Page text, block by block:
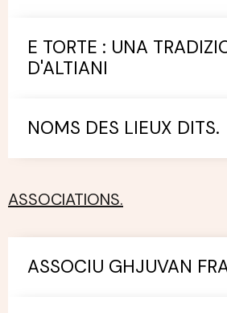
E TORTE : UNA
D'ALTIANI
NOMS DES LIEUX DITS.
ASSOCIATIONS.
ASSOCIU GHJUVAN